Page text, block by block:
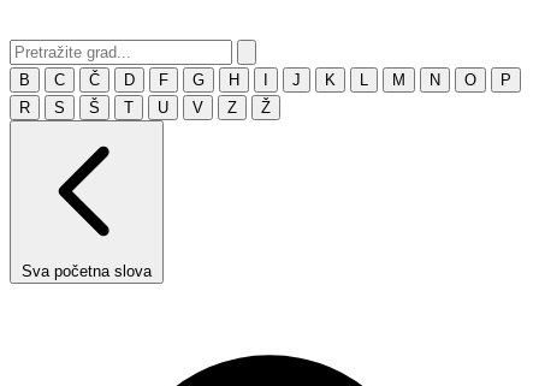
B C Č D F G H J K M N O
P
R
S Š T U V Z Ž
Sva početna slova